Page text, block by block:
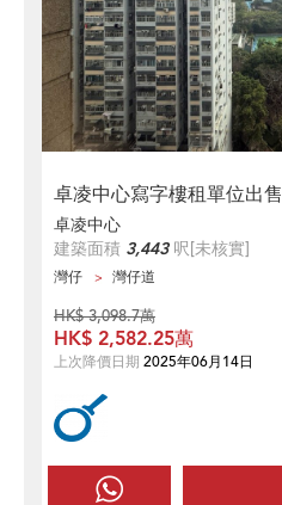
卓凌中心寫字樓租單位出售
卓凌中心
建築面積 3,443呎[未核實]
灣仔 灣仔道
HK$ 3,098.7萬
HK$ 2,582.25萬
上次降價日期 2025年06月14日